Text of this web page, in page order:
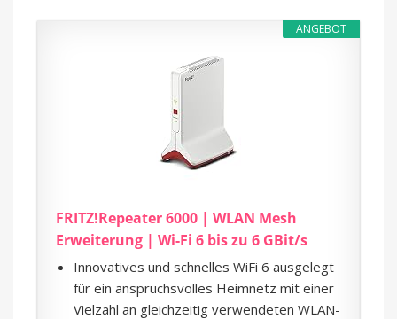
ANGEBOT
FRITZ!Repeater 6000 | WLAN Mesh
Erweiterung | Wi-Fi 6 bis zu 6 GBit/s
Innovatives und schnelles WiFi 6 ausgelegt
für ein anspruchsvolles Heimnetz mit einer
Vielzahl an gleichzeitig verwendeten WLAN-